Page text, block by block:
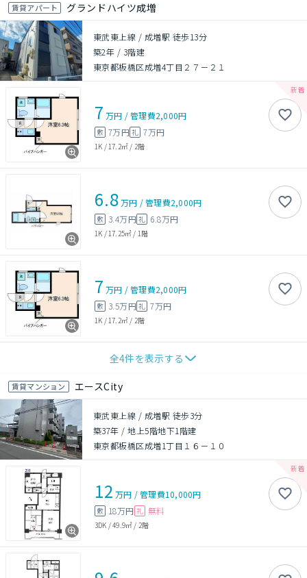
賃貸アパート グランドハイツ成増
東武東上線 / 成増駅 徒歩13分
築2年 / 3階建
東京都板橋区成増4丁目２７－２１
7 万円 /管理費2,000円
敷 7万円礼 7万円
1K / 17.2㎡ / 2階
6.8万円 /管理費2,000円
敷 3.4万円礼 6.8万円
1K / 17.25㎡ / 1階
7 万円 /管理費2,000円
敷 3.5万円礼 7万円
1K / 17.2㎡ / 2階
全4件を表示する
賃貸マンション エースCity
東武東上線 / 成増駅 徒歩3分
築37年 /地上5階地下1階建
東京都板橋区成増1丁目１６－１０
12 万円 /管理費10,000円
敷 18万円 礼 無料
3DK /49.9㎡ / 2階